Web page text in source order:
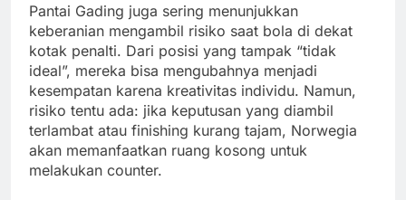
Pantai Gading juga sering menunjukkan
keberanian mengambil risiko saat bola di dekat
kotak penalti. Dari posisi yang tampak “tidak
ideal”, mereka bisa mengubahnya menjadi
kesempatan karena kreativitas individu. Namun,
risiko tentu ada: jika keputusan yang diambil
terlambat atau finishing kurang tajam, Norwegia
akan memanfaatkan ruang kosong untuk
melakukan counter.